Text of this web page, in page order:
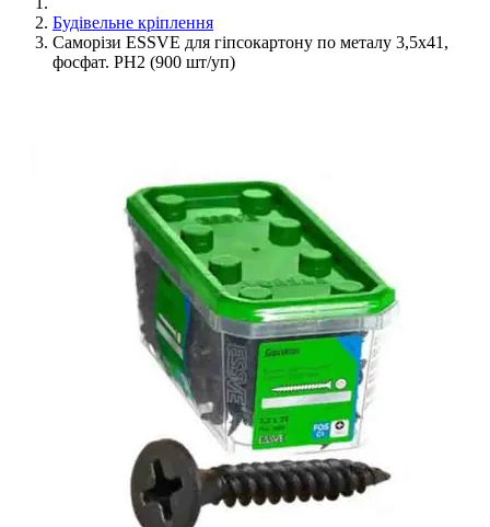
Будівельне кріплення
Саморізи ESSVE для гіпсокартону по металу 3,5х41,
фосфат. PH2 (900 шт/уп)